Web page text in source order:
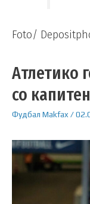
Foto/
Атлетико
со
Фудбал Makfax/